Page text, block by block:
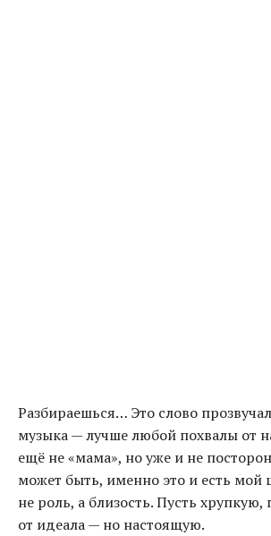
Разбираешься… Это слово
музыка — лучше любой похвалы от
ещё не «мама», но уже и не
может быть, именно это и есть мой
не роль, а близость. Пусть хрупкую,
от идеала — но настоящую.